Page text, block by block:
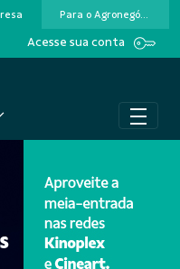
Para o Agronegócio
Acesse sua conta
que